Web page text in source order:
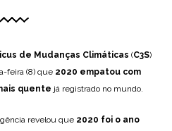
de Mudanças Climáticas (C3S)
feira (8) que 2020 empatou com
quente já registrado no mundo.
revelou que 2020 foi o ano